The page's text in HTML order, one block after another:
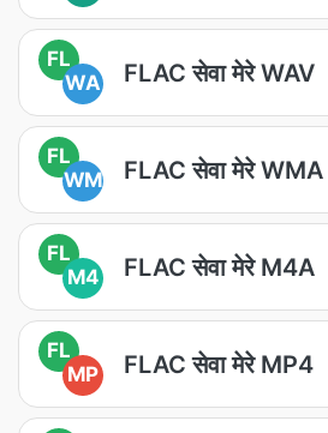
FL
WA
FLAC सेवा मेरे WAV
FL
WM
FLAC सेवा मेरे WMA
FL
M4
FLAC सेवा मेरे M4A
FL
MP
FLAC सेवा मेरे MP4